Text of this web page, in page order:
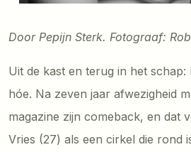
Door Pepijn Sterk. Fotograaf:
Uit de kast en terug in het schap:
hóe. Na zeven jaar afwezigheid
magazine zijn comeback, en dat
Vries (27) als een cirkel die rond